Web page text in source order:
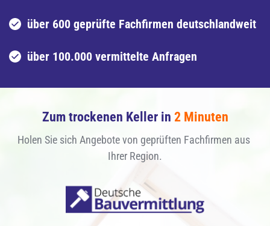
über 600 geprüfte Fachfirmen deutschlandweit
über 100.000 vermittelte Anfragen
Zum trockenen Keller in 2 Minuten
Holen Sie sich Angebote von geprüften Fachfirmen aus
Ihrer Region.